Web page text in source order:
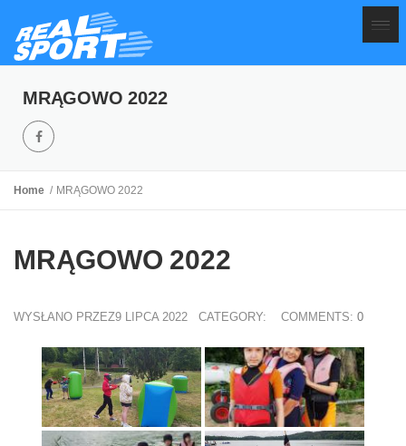
MRĄGOWO 2022
Home MRĄGOWO 2022
MRĄGOWO 2022
WYSŁANO PRZEZ9 LIPCA 2022 CATEGORY: COMMENTS: 0